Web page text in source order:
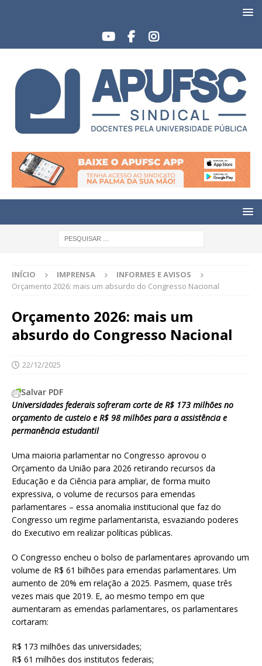
INÍCIO IMPRENSA
INFORMES E AVISOS
Orçamento 2026: mais um absurdo do Congresso Nacional
Orçamento 2026: mais um
absurdo do Congresso Nacional
22/12/2025
Salvar PDF
Universidades federais sofreram corte de R$ 173 milhões no
orçamento de custeio e R$ 98 milhões para a assistência e
permanência estudantil
Uma maioria parlamentar no Congresso aprovou o
Orçamento da União para 2026 retirando recursos da
Educação e da Ciência para ampliar, de forma muito
expressiva, o volume de recursos para emendas
parlamentares – essa anomalia institucional que faz do
Congresso um regime parlamentarista, esvaziando poderes
do Executivo em realizar políticas públicas.
O Congresso encheu o bolso de parlamentares aprovando um
volume de R$ 61 bilhões para emendas parlamentares. Um
aumento de 20% em relação a 2025. Pasmem, quase três
vezes mais que 2019. E, ao mesmo tempo em que
aumentaram as emendas parlamentares, os parlamentares
cortaram:
R$ 173 milhões das universidades;
R$ 61 milhões dos institutos federais;